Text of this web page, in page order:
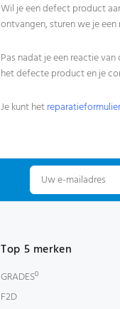
Wil je een defect product
ontvangen, sturen we je
Pas nadat je een reactie
het defecte product en je
Je kunt het
Top 5 merken
GRADESº
F2D